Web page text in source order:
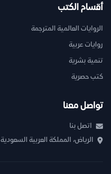
أقسام الكتب
الروايات العالمية المترجمة
روايات عربية
تنمية بشرية
كتب حصرية
تواصل معنا
اتصل بنا
الرياض، المملكة العربية السعودية